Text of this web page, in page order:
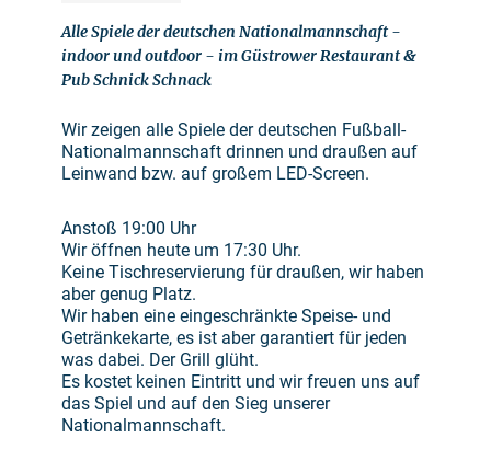
Alle Spiele der deutschen Nationalmannschaft -
indoor und outdoor - im Güstrower Restaurant &
Pub Schnick Schnack
Wir zeigen alle Spiele der deutschen Fußball-
Nationalmannschaft drinnen und draußen auf
Leinwand bzw. auf großem LED-Screen.
Anstoß 19:00 Uhr
Wir öffnen heute um 17:30 Uhr.
Keine Tischreservierung für draußen, wir haben
aber genug Platz.
Wir haben eine eingeschränkte Speise- und
Getränkekarte, es ist aber garantiert für jeden
was dabei. Der Grill glüht.
Es kostet keinen Eintritt und wir freuen uns auf
das Spiel und auf den Sieg unserer
Nationalmannschaft.